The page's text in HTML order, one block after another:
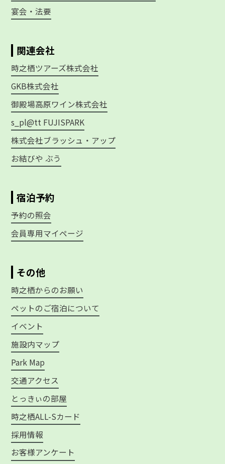
宴会・法要
関連会社
時之栖ツアーズ株式会社
GKB株式会社
御殿場高原ワイン株式会社
s_pl@tt FUJISPARK
株式会社ブラッシュ・アップ
お結びや ぶう
宿泊予約
予約の照会
会員専用マイページ
その他
時之栖からのお願い
ペットのご宿泊について
イベント
施設内マップ
Park Map
交通アクセス
とっきぃの部屋
時之栖ALL-Sカード
採用情報
お客様アンケート